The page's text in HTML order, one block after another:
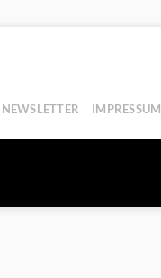
NEWSLETTER IMPRESSUM